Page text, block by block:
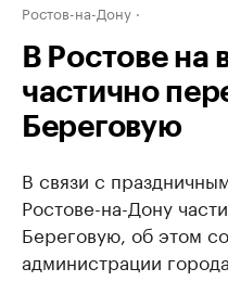
Ростов-на-Дону
В Ростове на
частично
Береговую
В связи с
Ростове-на-Дону
Береговую, об этом
администрации города.